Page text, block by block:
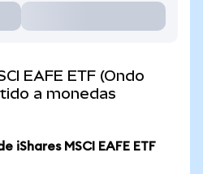
EAFE ETF (Ondo
a monedas
iShares MSCI EAFE ETF